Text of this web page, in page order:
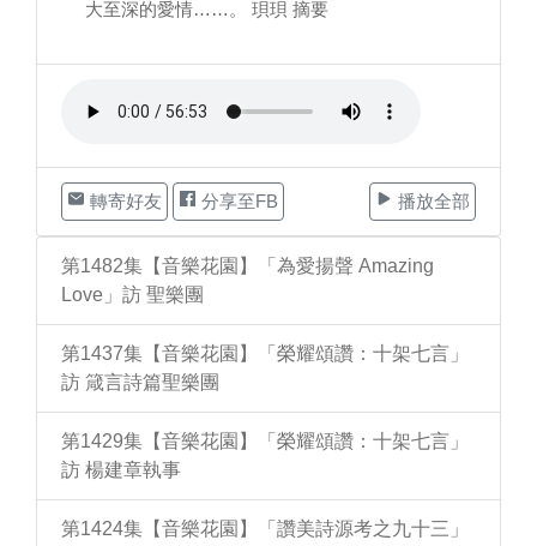
大至深的愛情……。 珼珼 摘要
轉寄好友 分享至FB 播放全部
第1482集【音樂花園】「為愛揚聲 Amazing
Love」訪 聖樂團
第1437集【音樂花園】「榮耀頌讚：十架七言」
訪 箴言詩篇聖樂團
第1429集【音樂花園】「榮耀頌讚：十架七言」
訪 楊建章執事
第1424集【音樂花園】「讚美詩源考之九十三」